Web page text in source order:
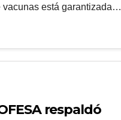
está garantizada…
respaldó